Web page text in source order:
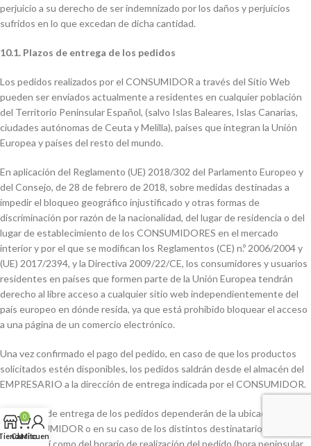
perjuicio a su derecho de ser indemnizado por los daños y perjuicios
sufridos en lo que excedan de dicha cantidad.
10.1. Plazos de entrega de los pedidos
Los pedidos realizados por el CONSUMIDOR a través del Sitio Web
pueden ser enviados actualmente a residentes en cualquier población
del Territorio Peninsular Español, (salvo Islas Baleares, Islas Canarias,
ciudades autónomas de Ceuta y Melilla), países que integran la Unión
Europea y países del resto del mundo.
En aplicación del Reglamento (UE) 2018/302 del Parlamento Europeo y
del Consejo, de 28 de febrero de 2018, sobre medidas destinadas a
impedir el bloqueo geográfico injustificado y otras formas de
discriminación por razón de la nacionalidad, del lugar de residencia o del
lugar de establecimiento de los CONSUMIDORES en el mercado
interior y por el que se modifican los Reglamentos (CE) n.º 2006/2004 y
(UE) 2017/2394, y la Directiva 2009/22/CE, los consumidores y usuarios
residentes en países que formen parte de la Unión Europea tendrán
derecho al libre acceso a cualquier sitio web independientemente del
país europeo en dónde resida, ya que está prohibido bloquear el acceso
a una página de un comercio electrónico.
Una vez confirmado el pago del pedido, en caso de que los productos
solicitados estén disponibles, los pedidos saldrán desde el almacén del
EMPRESARIO a la dirección de entrega indicada por el CONSUMIDOR.
Los plazos de entrega de los pedidos dependerán de la ubicación física
del CONSUMIDOR o en su caso de los distintos destinatarios si los
0
Carrito
Mi cuenta